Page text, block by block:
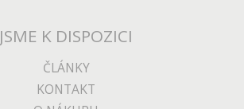
JSME K DISPOZICI
ČLÁNKY
KONTAKT